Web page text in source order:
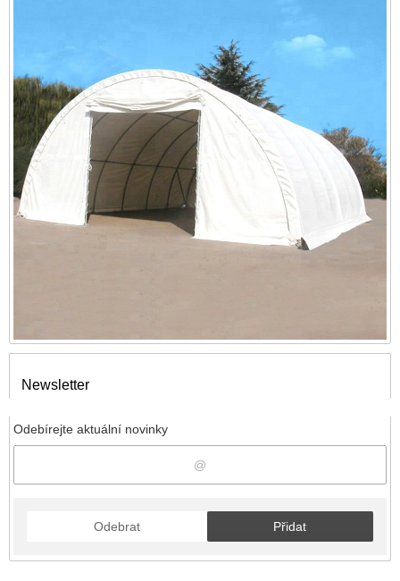
Newsletter
Odebírejte aktuální novinky
Odebrat Přidat